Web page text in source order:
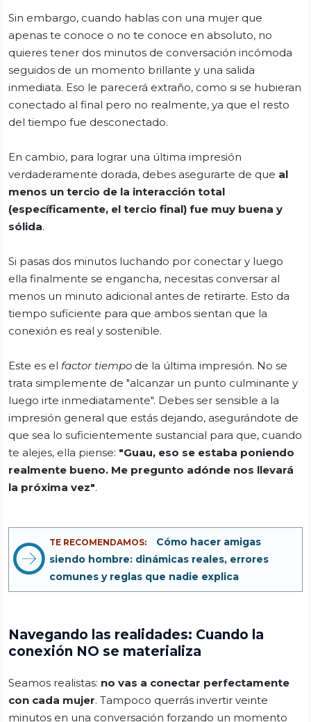
Sin embargo, cuando hablas con una mujer que
apenas te conoce o no te conoce en absoluto, no
quieres tener dos minutos de conversación incómoda
seguidos de un momento brillante y una salida
inmediata. Eso le parecerá extraño, como si se hubieran
conectado al final pero no realmente, ya que el resto
del tiempo fue desconectado.
En cambio, para lograr una última impresión
verdaderamente dorada, debes asegurarte de que al
menos un tercio de la interacción total
(específicamente, el tercio final) fue muy buena y
sólida.
Si pasas dos minutos luchando por conectar y luego
ella finalmente se engancha, necesitas conversar al
menos un minuto adicional antes de retirarte. Esto da
tiempo suficiente para que ambos sientan que la
conexión es real y sostenible.
Este es el factor tiempo de la última impresión. No se
trata simplemente de "alcanzar un punto culminante y
luego irte inmediatamente". Debes ser sensible a la
impresión general que estás dejando, asegurándote de
que sea lo suficientemente sustancial para que, cuando
te alejes, ella piense: "Guau, eso se estaba poniendo
realmente bueno. Me pregunto adónde nos llevará
la próxima vez".
TE RECOMENDAMOS:
Cómo hacer amigas
siendo hombre: dinámicas reales, errores
comunes y reglas que nadie explica
Navegando las realidades: Cuando la
conexión NO se materializa
Seamos realistas: no vas a conectar perfectamente
con cada mujer. Tampoco querrás invertir veinte
minutos en una conversación forzando un momento